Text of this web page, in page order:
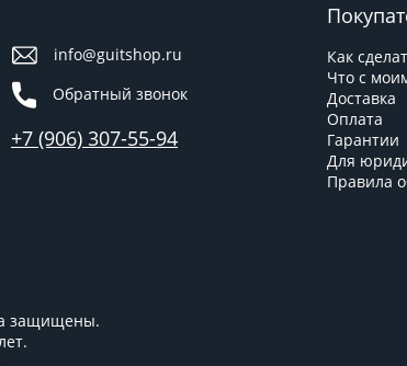
info@guitshop.ru
Обратный звонок
+7 (906) 307-55-94
Как
Что с
Доставка
Оплата
Гарантии
Для
Правила
защищены.